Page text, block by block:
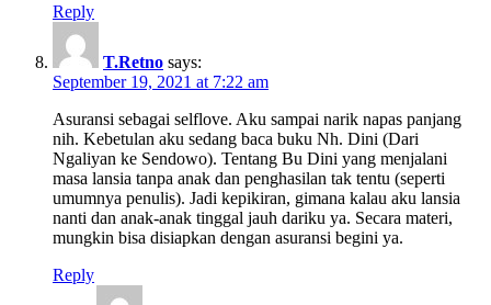
Reply
T.Retno says:
September 19, 2021 at 7:22 am
Asuransi sebagai selflove. Aku sampai narik napas panjang
nih. Kebetulan aku sedang baca buku Nh. Dini (Dari
Ngaliyan ke Sendowo). Tentang Bu Dini yang menjalani
masa lansia tanpa anak dan penghasilan tak tentu (seperti
umumnya penulis). Jadi kepikiran, gimana kalau aku lansia
nanti dan anak-anak tinggal jauh dariku ya. Secara materi,
mungkin bisa disiapkan dengan asuransi begini ya.
Reply